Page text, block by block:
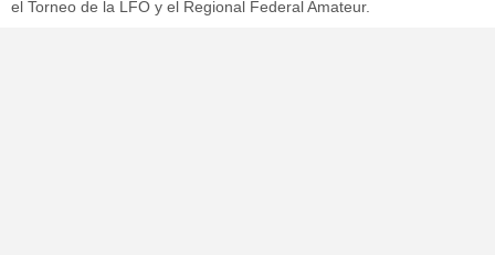
el Torneo de la LFO y el Regional Federal Amateur.